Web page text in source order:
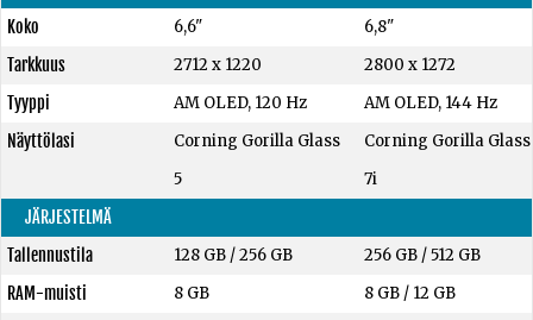
Koko
6,6"
6,8"
Tarkkuus
2712 x 1220
2800 x 1272
Tyyppi
AM OLED, 120 Hz
AM OLED, 144 Hz
Näyttölasi
Corning Gorilla Glass
5
Corning Gorilla Glass
7i
JÄRJESTELMÄ
Tallennustila
128 GB/256 GB 256 GB /512 GB
RAM-muisti
8 GB 8 GB / 12 GB